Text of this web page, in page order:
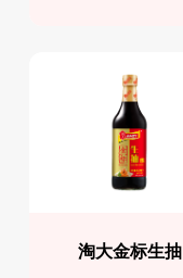
淘大金标生抽